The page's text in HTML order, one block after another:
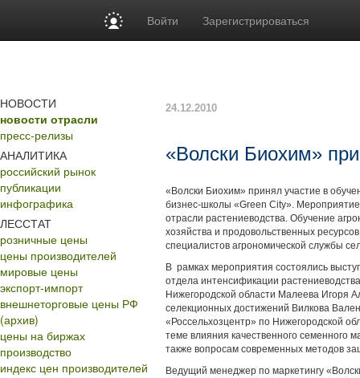
Войти Зарегистрироваться
НОВОСТИ
новости отрасли
пресс-релизы
АНАЛИТИКА
российский рынок
публикации
инфографика
ЛЕССТАТ
розничные цены
цены производителей
мировые цены
экспорт-импорт
внешнеторговые цены РФ
(архив)
цены на биржах
производство
индекс цен производителей
24.12.2010
«Волски Биохим»
«Волски Биохим» принял участие в
бизнес-школы «Green City».
отрасли растениеводства. Обучение
хозяйства и продовольственных
специалистов агрономической службы
В рамках мероприятия состоялись
отдела интенсификации
Нижегородской области Малеева Игоря
селекционных достижений Вилкова
«Россельхозцентр» по Нижегородской
теме влияния качественного семенного
также вопросам современных методов
Ведущий менеджер по маркетингу